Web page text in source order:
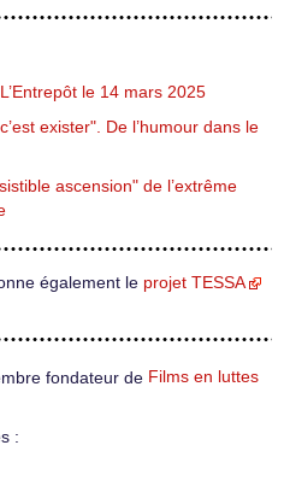
le 14 mars 2025
exister". De l’humour dans le
ascension" de l’extrême
également le projet TESSA
fondateur de Films en luttes
: